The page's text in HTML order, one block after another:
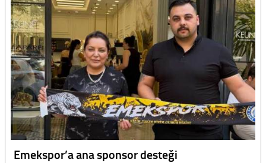
Emekspor’a ana sponsor desteği